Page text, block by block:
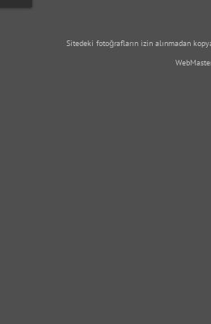
Sitedeki fotoğrafların izin alınmadan